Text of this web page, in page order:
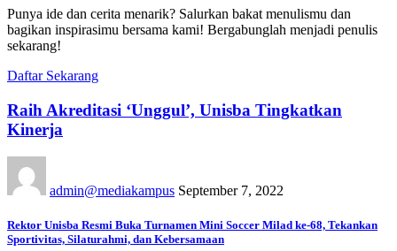
Punya ide dan cerita menarik? Salurkan bakat menulismu dan
bagikan inspirasimu bersama kami! Bergabunglah menjadi penulis
sekarang!
Daftar Sekarang
Raih Akreditasi ‘Unggul’, Unisba Tingkatkan
Kinerja
admin@mediakampus September 7, 2022
Rektor Unisba Resmi Buka Turnamen Mini Soccer Milad ke-68, Tekankan
Sportivitas, Silaturahmi, dan Kebersamaan